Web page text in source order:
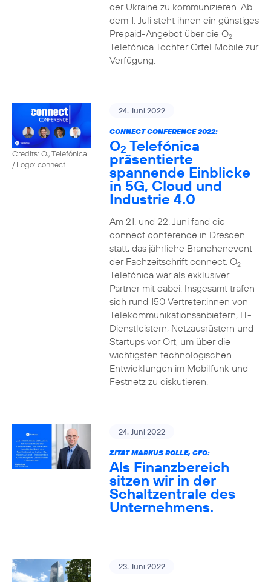
der Ukraine zu kommunizieren. Ab
dem 1. Juli steht ihnen ein günstiges
Prepaid-Angebot über die O2
Telefónica Tochter Ortel Mobile zur
Verfügung.
Credits: O2Telefónica
/ Logo: connect
24. Juni 2022
CONNECT CONFERENCE 2022:
O2 Telefónica
präsentierte
spannende Einblicke
in 5G, Cloud und
Industrie 4.0
Am 21. und 22. Juni fand die
connect conference in Dresden
statt, das jährliche Branchenevent
der Fachzeitschrift connect. O2
Telefónica war als exklusiver
Partner mit dabei. Insgesamt trafen
sich rund 150 Vertreter:innen von
Telekommunikationsanbietern, IT-
Dienstleistern, Netzausrüstern und
Startups vor Ort, um über die
wichtigsten technologischen
Entwicklungen im Mobilfunk und
Festnetz zu diskutieren.
24. Juni 2022
ZITAT MARKUS ROLLE, CFO:
Als Finanzbereich
sitzen wir in der
Schaltzentrale des
Unternehmens.
23. Juni 2022